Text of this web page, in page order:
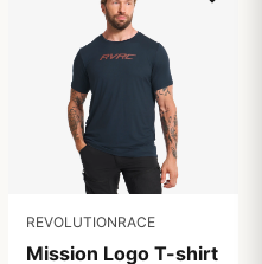
REVOLUTIONRACE
Mission Logo T-shirt